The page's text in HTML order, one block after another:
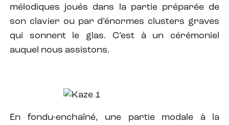
mélodiques joués dans la partie préparée de
son clavier ou par d’énormes clusters graves
qui sonnent le glas. C’est à un cérémoniel
auquel nous assistons.
En fondu-enchaîné, une partie modale à la